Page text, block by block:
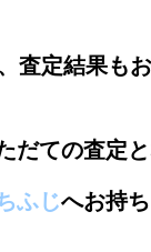
査定結果も
だての査定と
ふじへお持